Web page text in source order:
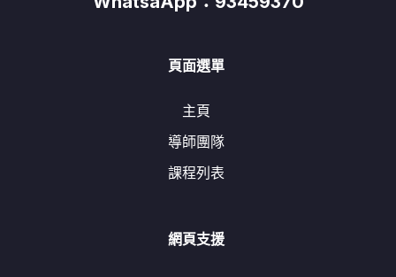
頁面選單
主頁
導師團隊
課程列表
網頁支援